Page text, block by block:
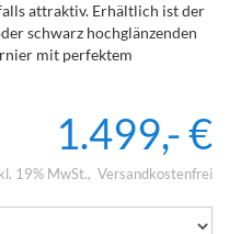
attraktiv. Erhältlich ist der
schwarz hochglänzenden
mit perfektem
1.499,- €
19% MwSt. Versandkostenfrei